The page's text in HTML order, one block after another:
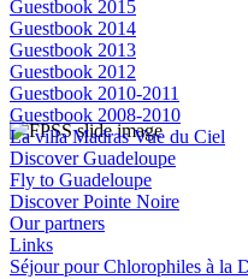
Guestbook 2015
Guestbook 2014
Guestbook 2013
Guestbook 2012
Guestbook 2010-2011
Guestbook 2008-2010
La villa Madras Vue du Ciel
Discover Guadeloupe
Fly to Guadeloupe
Discover Pointe Noire
Our partners
Links
Séjour pour Chlorophiles à la